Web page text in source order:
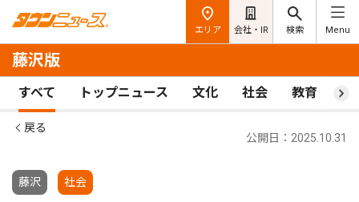
エリア 会社・IR 検索 Menu
藤沢版
すべて トップニュース 文化 社会 教育 ス
戻る
藤沢 社会
公開日：2025.10.31